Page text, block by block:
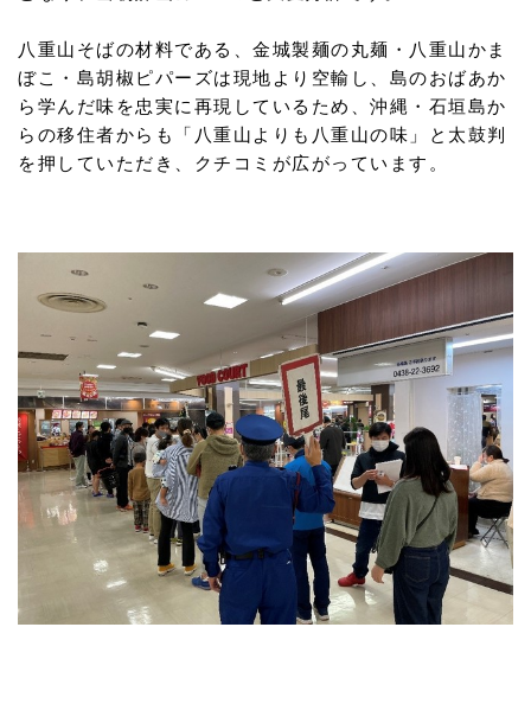
八重山そばの材料である、金城製麺の丸麺・八重山かま
ぼこ・島胡椒ピパーズは現地より空輸し、島のおばあか
ら学んだ味を忠実に再現しているため、沖縄・石垣島か
らの移住者からも「八重山よりも八重山の味」と太鼓判
を押していただき、クチコミが広がっています。